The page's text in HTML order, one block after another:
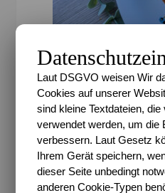
FEATURED,
Sari / 25. Januar
Laut DSGVO weisen Wir
Cookies auf unserer
sind kleine Textdateien,
verwendet werden, um die
verbessern. Laut Gesetz
Ihrem Gerät speichern,
dieser Seite unbedingt
anderen Cookie-Typen